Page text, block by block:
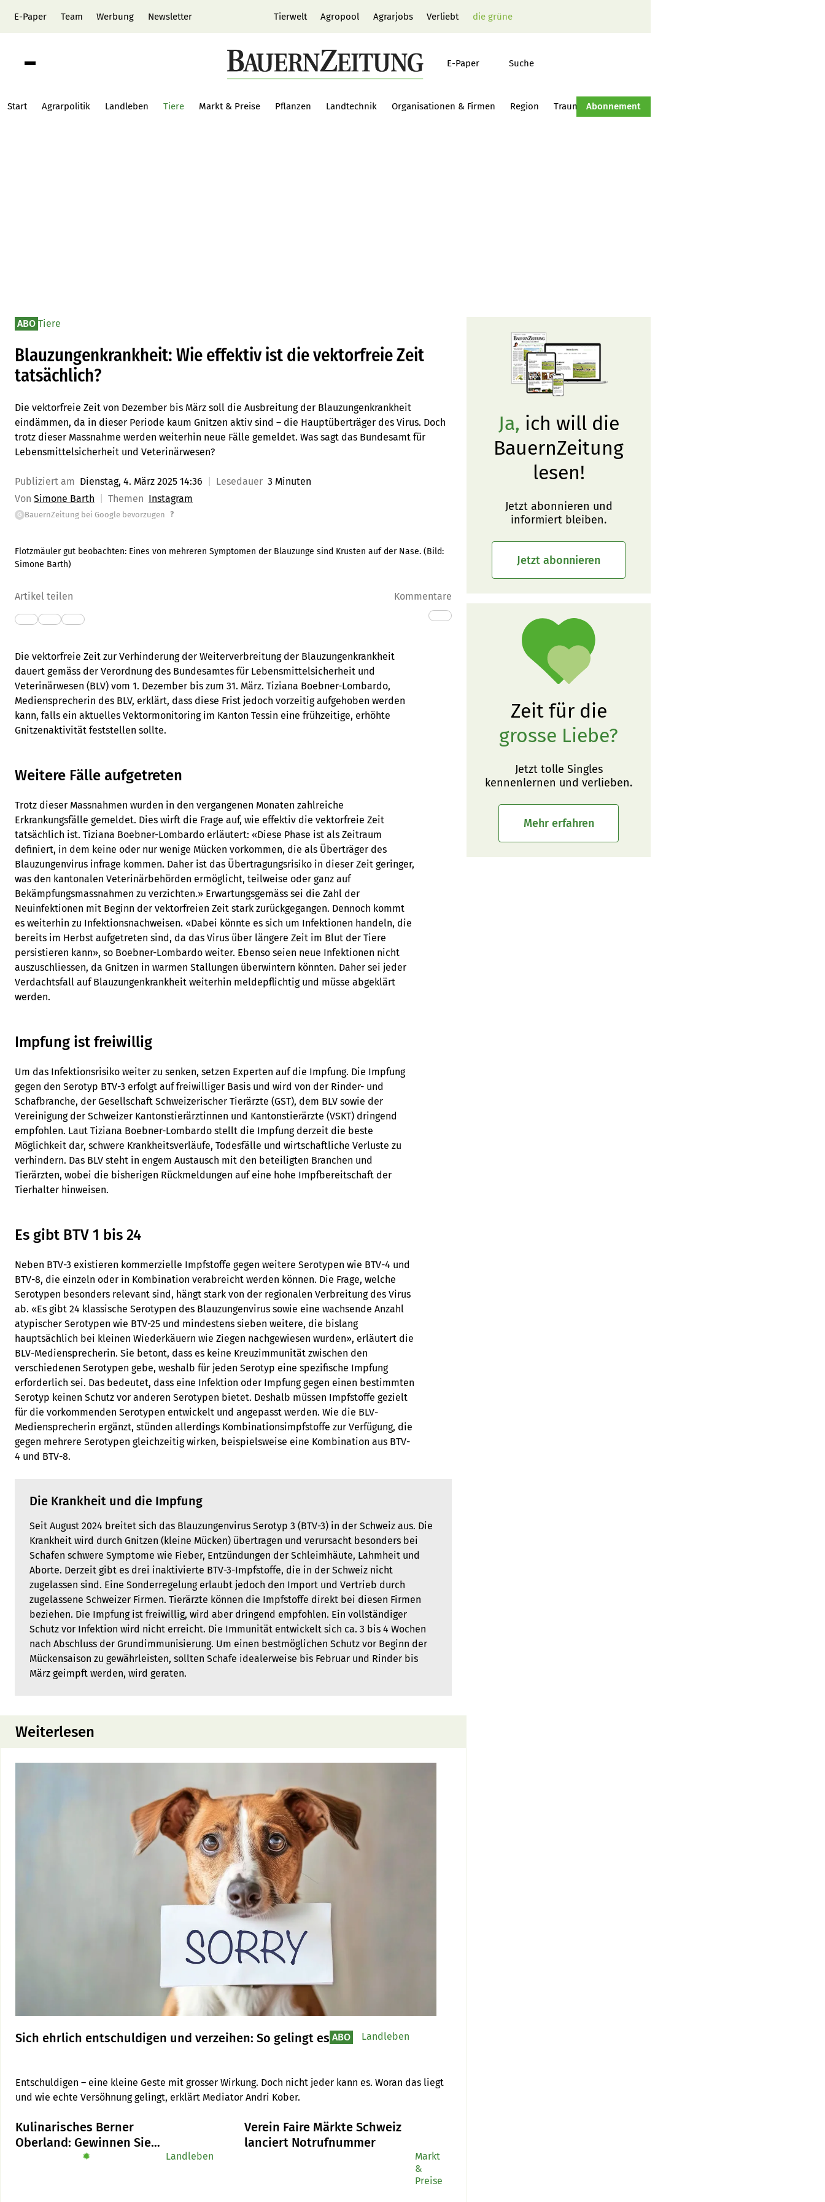
E-Paper Team Werbung Newsletter Tierwelt Agropool Agrarjobs Verliebt die grüne
E-Paper Suche
Start Agrarpolitik Landleben Tiere Markt & Preise Pflanzen Landtechnik Organisationen & Firmen Region Traumtraktor Hof-Management
Abonnement
ABO Tiere
Blauzungenkrankheit: Wie effektiv ist die vektorfreie Zeit
tatsächlich?
Die vektorfreie Zeit von Dezember bis März soll die Ausbreitung der Blauzungenkrankheit
eindämmen, da in dieser Periode kaum Gnitzen aktiv sind – die Hauptüberträger des Virus. Doch
trotz dieser Massnahme werden weiterhin neue Fälle gemeldet. Was sagt das Bundesamt für
Lebensmittelsicherheit und Veterinärwesen?
Publiziert am Dienstag, 4. März 2025 14:36 Lesedauer 3 Minuten
Von Simone Barth Themen Instagram
G BauernZeitung bei Google bevorzugen ?
Flotzmäuler gut beobachten: Eines von mehreren Symptomen der Blauzunge sind Krusten auf der Nase. (Bild:
Simone Barth)
Artikel teilen Kommentare
Die vektorfreie Zeit zur Verhinderung der Weiterverbreitung der Blauzungenkrankheit
dauert gemäss der Verordnung des Bundesamtes für Lebensmittelsicherheit und
Veterinärwesen (BLV) vom 1. Dezember bis zum 31. März. Tiziana Boebner-Lombardo,
Mediensprecherin des BLV, erklärt, dass diese Frist jedoch vorzeitig aufgehoben werden
kann, falls ein aktuelles Vektormonitoring im Kanton Tessin eine frühzeitige, erhöhte
Gnitzenaktivität feststellen sollte.
Weitere Fälle aufgetreten
Trotz dieser Massnahmen wurden in den vergangenen Monaten zahlreiche
Erkrankungsfälle gemeldet. Dies wirft die Frage auf, wie effektiv die vektorfreie Zeit
tatsächlich ist. Tiziana Boebner-Lombardo erläutert: «Diese Phase ist als Zeitraum
definiert, in dem keine oder nur wenige Mücken vorkommen, die als Überträger des
Blauzungenvirus infrage kommen. Daher ist das Übertragungsrisiko in dieser Zeit geringer,
was den kantonalen Veterinärbehörden ermöglicht, teilweise oder ganz auf
Bekämpfungsmassnahmen zu verzichten.» Erwartungsgemäss sei die Zahl der
Neuinfektionen mit Beginn der vektorfreien Zeit stark zurückgegangen. Dennoch kommt
es weiterhin zu Infektionsnachweisen. «Dabei könnte es sich um Infektionen handeln, die
bereits im Herbst aufgetreten sind, da das Virus über längere Zeit im Blut der Tiere
persistieren kann», so Boebner-Lombardo weiter. Ebenso seien neue Infektionen nicht
auszuschliessen, da Gnitzen in warmen Stallungen überwintern könnten. Daher sei jeder
Verdachtsfall auf Blauzungenkrankheit weiterhin meldepflichtig und müsse abgeklärt
werden.
Impfung ist freiwillig
Um das Infektionsrisiko weiter zu senken, setzen Experten auf die Impfung. Die Impfung
gegen den Serotyp BTV-3 erfolgt auf freiwilliger Basis und wird von der Rinder- und
Schafbranche, der Gesellschaft Schweizerischer Tierärzte (GST), dem BLV sowie der
Vereinigung der Schweizer Kantonstierärztinnen und Kantonstierärzte (VSKT) dringend
empfohlen. Laut Tiziana Boebner-Lombardo stellt die Impfung derzeit die beste
Möglichkeit dar, schwere Krankheitsverläufe, Todesfälle und wirtschaftliche Verluste zu
verhindern. Das BLV steht in engem Austausch mit den beteiligten Branchen und
Tierärzten, wobei die bisherigen Rückmeldungen auf eine hohe Impfbereitschaft der
Tierhalter hinweisen.
Es gibt BTV 1 bis 24
Neben BTV-3 existieren kommerzielle Impfstoffe gegen weitere Serotypen wie BTV-4 und
BTV-8, die einzeln oder in Kombination verabreicht werden können. Die Frage, welche
Serotypen besonders relevant sind, hängt stark von der regionalen Verbreitung des Virus
ab. «Es gibt 24 klassische Serotypen des Blauzungenvirus sowie eine wachsende Anzahl
atypischer Serotypen wie BTV-25 und mindestens sieben weitere, die bislang
hauptsächlich bei kleinen Wiederkäuern wie Ziegen nachgewiesen wurden», erläutert die
BLV-Mediensprecherin. Sie betont, dass es keine Kreuzimmunität zwischen den
verschiedenen Serotypen gebe, weshalb für jeden Serotyp eine spezifische Impfung
erforderlich sei. Das bedeutet, dass eine Infektion oder Impfung gegen einen bestimmten
Serotyp keinen Schutz vor anderen Serotypen bietet. Deshalb müssen Impfstoffe gezielt
für die vorkommenden Serotypen entwickelt und angepasst werden. Wie die BLV-
Mediensprecherin ergänzt, stünden allerdings Kombinationsimpfstoffe zur Verfügung, die
gegen mehrere Serotypen gleichzeitig wirken, beispielsweise eine Kombination aus BTV-
4 und BTV-8.
Die Krankheit und die Impfung
Seit August 2024 breitet sich das Blauzungenvirus Serotyp 3 (BTV-3) in der Schweiz aus. Die
Krankheit wird durch Gnitzen (kleine Mücken) übertragen und verursacht besonders bei
Schafen schwere Symptome wie Fieber, Entzündungen der Schleimhäute, Lahmheit und
Aborte. Derzeit gibt es drei inaktivierte BTV-3-Impfstoffe, die in der Schweiz nicht
zugelassen sind. Eine Sonderregelung erlaubt jedoch den Import und Vertrieb durch
zugelassene Schweizer Firmen. Tierärzte können die Impfstoffe direkt bei diesen Firmen
beziehen. Die Impfung ist freiwillig, wird aber dringend empfohlen. Ein vollständiger
Schutz vor Infektion wird nicht erreicht. Die Immunität entwickelt sich ca. 3 bis 4 Wochen
nach Abschluss der Grundimmunisierung. Um einen bestmöglichen Schutz vor Beginn der
Mückensaison zu gewährleisten, sollten Schafe idealerweise bis Februar und Rinder bis
März geimpft werden, wird geraten.
Weiterlesen
Sich ehrlich entschuldigen und verzeihen: So gelingt es
Entschuldigen – eine kleine Geste mit grosser Wirkung. Doch nicht jeder kann es. Woran das liegt
und wie echte Versöhnung gelingt, erklärt Mediator Andri Kober.
ABO Landleben
Kulinarisches Berner
Oberland: Gewinnen Sie
das Buch «Alpe-Chuchi»
✹ Landleben
Verein Faire Märkte Schweiz
lanciert Notrufnummer
Markt
&
Preise
Ja, ich will die
BauernZeitung
lesen!
Jetzt abonnieren und
informiert bleiben.
Jetzt abonnieren
Zeit für die
grosse Liebe?
Jetzt tolle Singles
kennenlernen und verlieben.
Mehr erfahren